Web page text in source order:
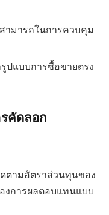
ามารถในการควบคุม
ปแบบการซื้อขายตรง
คัดลอก
ตามอัตราส่วนทุนของ
งการผลตอบแทนแบบ